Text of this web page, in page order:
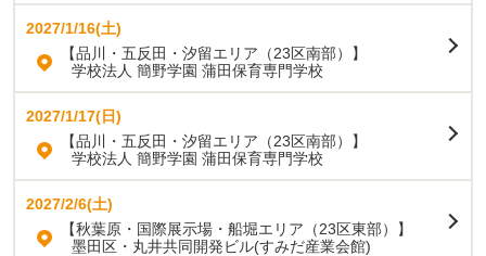
2027/1/16(土)
【品川・五反田・汐留エリア（23区南部）】
学校法人 簡野学園 蒲田保育専門学校
2027/1/17(日)
【品川・五反田・汐留エリア（23区南部）】
学校法人 簡野学園 蒲田保育専門学校
2027/2/6(土)
【秋葉原・国際展示場・船堀エリア（23区東部）】
墨田区・丸井共同開発ビル(すみだ産業会館)